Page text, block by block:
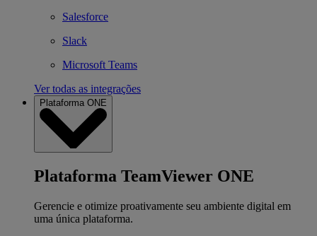
Salesforce
Slack
Microsoft Teams
Ver todas as integrações
Plataforma ONE
Plataforma TeamViewer ONE
Gerencie e otimize proativamente seu ambiente digital em
uma única plataforma.